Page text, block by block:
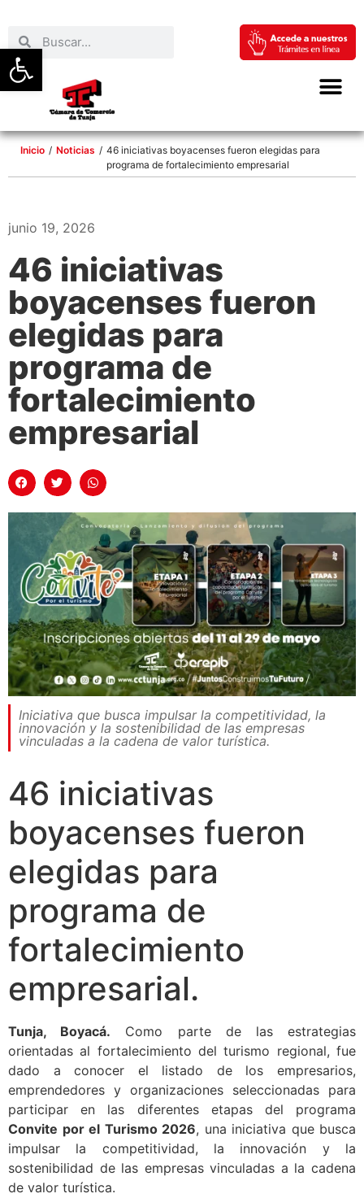
Abrir barra de herramientas
Inicio / Noticias / 46 iniciativas boyacenses fueron elegidas para
programa de fortalecimiento empresarial
junio 19, 2026
46 iniciativas
boyacenses fueron
elegidas para
programa de
fortalecimiento
empresarial
Iniciativa que busca impulsar la competitividad, la
innovación y la sostenibilidad de las empresas
vinculadas a la cadena de valor turística.
46 iniciativas
boyacenses fueron
elegidas para
programa de
fortalecimiento
empresarial.
Tunja, Boyacá. Como parte de las estrategias
orientadas al fortalecimiento del turismo regional, fue
dado a conocer el listado de los empresarios,
emprendedores y organizaciones seleccionadas para
participar en las diferentes etapas del programa
Convite por el Turismo 2026, una iniciativa que busca
impulsar la competitividad, la innovación y la
sostenibilidad de las empresas vinculadas a la cadena
de valor turística.